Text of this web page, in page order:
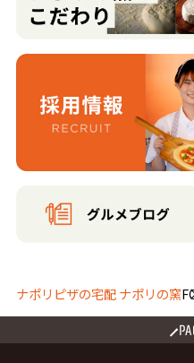
ナポリピザの宅配 ナポリの窯